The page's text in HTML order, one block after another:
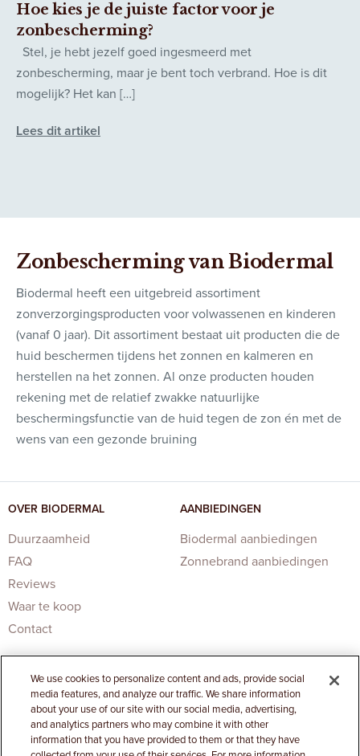
Hoe kies je de juiste factor voor je
zonbescherming?
Stel, je hebt jezelf goed ingesmeerd met
zonbescherming, maar je bent toch verbrand. Hoe is dit
mogelijk? Het kan […]
Lees dit artikel
Zonbescherming van Biodermal
Biodermal heeft een uitgebreid assortiment
zonverzorgingsproducten voor volwassenen en kinderen
(vanaf 0 jaar). Dit assortiment bestaat uit producten die de
huid beschermen tijdens het zonnen en kalmeren en
herstellen na het zonnen. Al onze producten houden
rekening met de relatief zwakke natuurlijke
beschermingsfunctie van de huid tegen de zon én met de
wens van een gezonde bruining
OVER BIODERMAL
Duurzaamheid
FAQ
Reviews
Waar te koop
Contact
AANBIEDINGEN
Biodermal aanbiedingen
Zonnebrand aanbiedingen
Privacy Statement| Cookies Settings
We use cookies to personalize content and ads, provide social
media features, and analyze our traffic. We share information
about your use of our site with our social media, advertising,
and analytics partners who may combine it with other
information that you have provided to them or that they have